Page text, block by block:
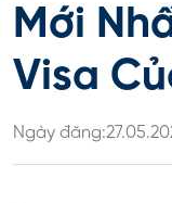
Mới
Visa
Ngày đăng: